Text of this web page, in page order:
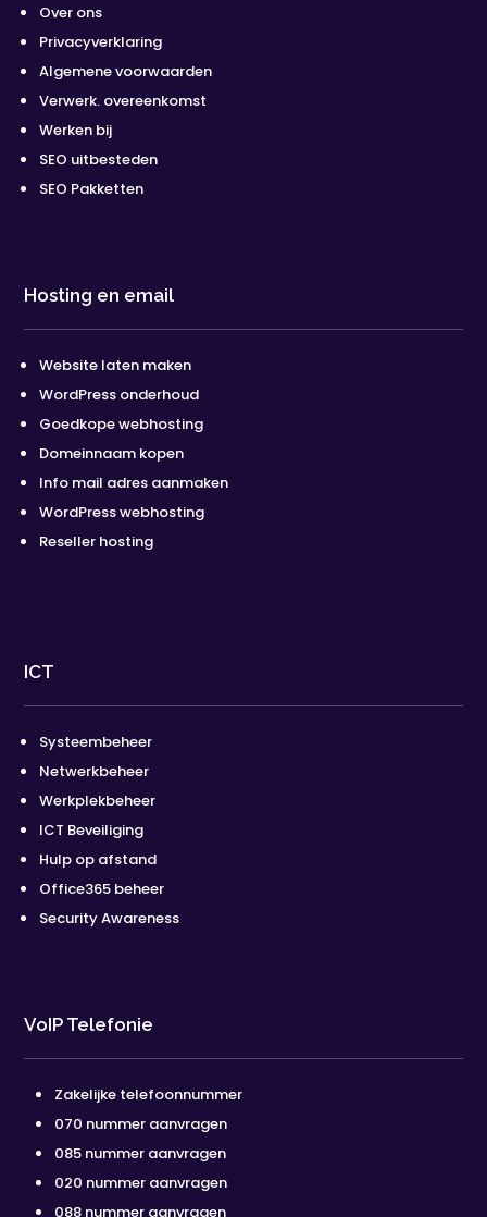
Over ons
Privacyverklaring
Algemene voorwaarden
Verwerk. overeenkomst
Werken bij
SEO uitbesteden
SEO Pakketten
Hosting en email
Website laten maken
WordPress onderhoud
Goedkope webhosting
Domeinnaam kopen
Info mail adres aanmaken
WordPress webhosting
Reseller hosting
ICT
Systeembeheer
Netwerkbeheer
Werkplekbeheer
ICT Beveiliging
Hulp op afstand
Office365 beheer
Security Awareness
VoIP Telefonie
Zakelijke telefoonnummer
070 nummer aanvragen
085 nummer aanvragen
020 nummer aanvragen
088 nummer aanvragen